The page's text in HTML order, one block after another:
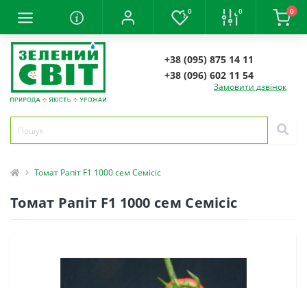
0 0 0
+38 (095) 875 14 11
+38 (096) 602 11 54
Замовити дзвінок
Томат Рапіт F1 1000 сем Семісіс
Томат Рапіт F1 1000 сем Семісіс